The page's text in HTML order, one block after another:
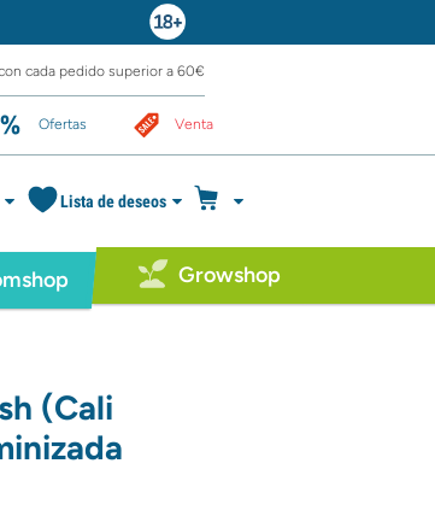
cada pedido superior a 60€
Ofertas Venta
Lista de deseos
Growshop
(Cali